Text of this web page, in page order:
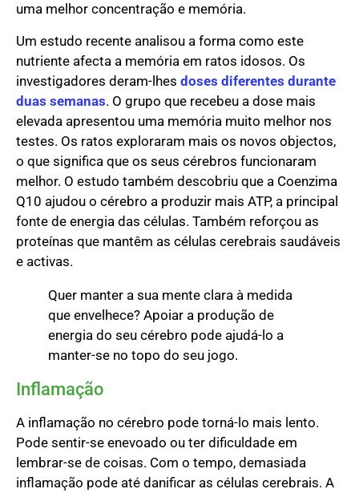
uma melhor concentração e memória.
Um estudo recente analisou a forma como este
nutriente afecta a memória em ratos idosos. Os
investigadores deram-lhes doses diferentes durante
duas semanas. O grupo que recebeu a dose mais
elevada apresentou uma memória muito melhor nos
testes. Os ratos exploraram mais os novos objectos,
o que significa que os seus cérebros funcionaram
melhor. O estudo também descobriu que a Coenzima
Q10 ajudou o cérebro a produzir mais ATP, a principal
fonte de energia das células. Também reforçou as
proteínas que mantêm as células cerebrais saudáveis
e activas.
Quer manter a sua mente clara à medida
que envelhece? Apoiar a produção de
energia do seu cérebro pode ajudá-lo a
manter-se no topo do seu jogo.
Inflamação
A inflamação no cérebro pode torná-lo mais lento.
Pode sentir-se enevoado ou ter dificuldade em
lembrar-se de coisas. Com o tempo, demasiada
inflamação pode até danificar as células cerebrais. A